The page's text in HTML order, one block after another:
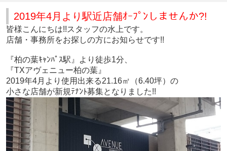
2019年4月より駅近店舗ｵｰﾌﾟﾝしませんか?!
皆様こんにちは!!スタッフの水上です。
店舗・事務所をお探しの方にお知らせです!!
『柏の葉ｷｬﾝﾊﾟｽ駅』より徒歩1分、
『TXアヴェニュー柏の葉』
2019年4月より使用出来る21.16㎡（6.40坪）の
小さな店舗が新規ﾃﾅﾝﾄ募集となりました!!